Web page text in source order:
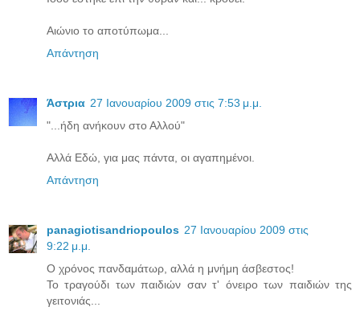
Αιώνιο το αποτύπωμα...
Απάντηση
Άστρια 27 Ιανουαρίου 2009 στις 7:53 μ.μ.
"...ήδη ανήκουν στο Αλλού"
Αλλά Εδώ, για μας πάντα, οι αγαπημένοι.
Απάντηση
panagiotisandriopoulos 27 Ιανουαρίου 2009 στις
9:22 μ.μ.
O χρόνος πανδαμάτωρ, αλλά η μνήμη άσβεστος!
Το τραγούδι των παιδιών σαν τ' όνειρο των παιδιών της
γειτονιάς...